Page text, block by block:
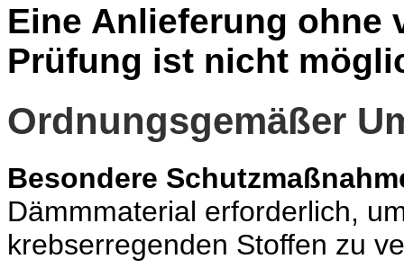
Eine Anlieferung ohne
Prüfung ist nicht
Ordnungsgemäßer
Besondere
Dämmmaterial erforderlich,
krebserregenden Stoffen zu